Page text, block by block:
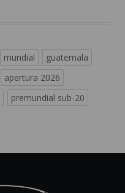
mundial
guatemala
apertura 2026
premundial sub-20